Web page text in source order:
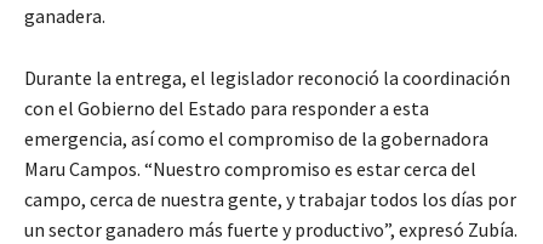
ganadera.
Durante la entrega, el legislador reconoció la coordinación
con el Gobierno del Estado para responder a esta
emergencia, así como el compromiso de la gobernadora
Maru Campos. “Nuestro compromiso es estar cerca del
campo, cerca de nuestra gente, y trabajar todos los días por
un sector ganadero más fuerte y productivo”, expresó Zubía.